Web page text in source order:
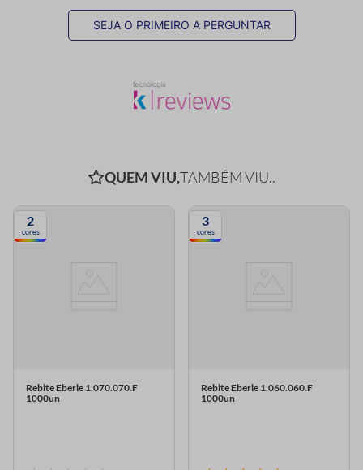
SEJA O PRIMEIRO A PERGUNTAR
QUEM VIU,TAMBÉM VIU..
2
cores
Rebite Eberle 1.070.070.F
1000un
3
cores
Rebite Eberle 1.060.060.F
1000un